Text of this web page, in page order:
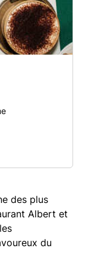
des plus
Albert et
du